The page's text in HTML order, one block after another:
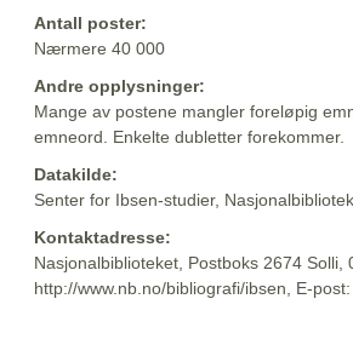
Antall poster:
Nærmere 40 000
Andre opplysninger:
Mange av postene mangler foreløpig
emneord. Enkelte dubletter forekommer.
Datakilde:
Senter for Ibsen-studier,
Kontaktadresse:
Nasjonalbiblioteket, Postboks 2674 Solli,
http://www.nb.no/bibliografi/ibsen, E-